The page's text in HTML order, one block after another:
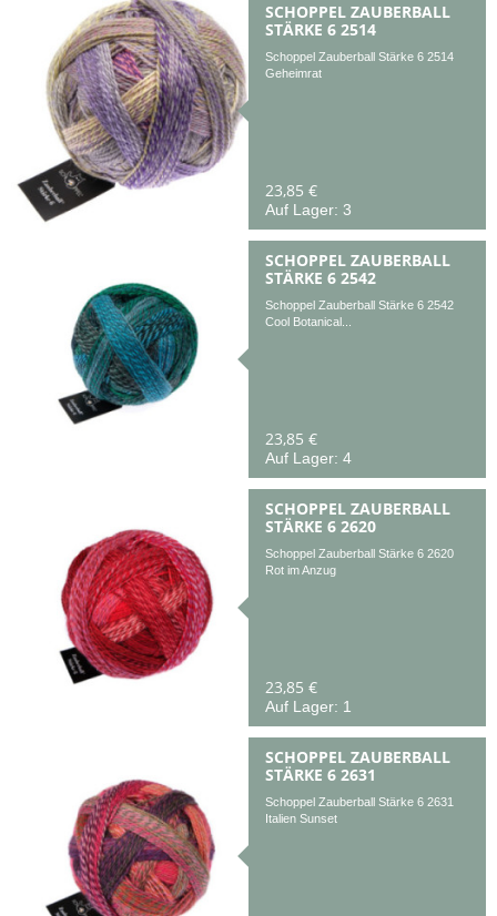
SCHOPPEL ZAUBERBALL
STÄRKE 6 2514
Schoppel Zauberball Stärke 6 2514
Geheimrat
23,85 €
Auf Lager: 3
SCHOPPEL ZAUBERBALL
STÄRKE 6 2542
Schoppel Zauberball Stärke 6 2542
Cool Botanical...
23,85 €
Auf Lager: 4
SCHOPPEL ZAUBERBALL
STÄRKE 6 2620
Schoppel Zauberball Stärke 6 2620
Rot im Anzug
23,85 €
Auf Lager: 1
SCHOPPEL ZAUBERBALL
STÄRKE 6 2631
Schoppel Zauberball Stärke 6 2631
Italien Sunset